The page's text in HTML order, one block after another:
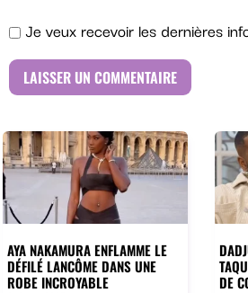
Je veux recevoir les dernières
AYA NAKAMURA ENFLAMME LE
DÉFILÉ LANCÔME DANS UNE
ROBE INCROYABLE
DE